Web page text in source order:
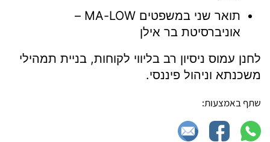
תואר שני במשפטים MA-LOW –
אוניברסיטת בר אילן
לחנן עמוס ניסיון רב בליווי לקוחות, בניית תמהילי
משכנתא וניהול פיננסי.
שתף באמצעות: